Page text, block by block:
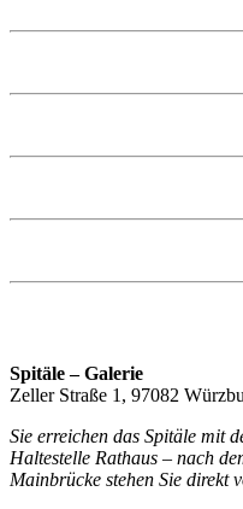
Spitäle – Galerie
Zeller Straße 1, 97082
Sie erreichen das Spitäle mit
Haltestelle Rathaus – nach
Mainbrücke stehen Sie direkt